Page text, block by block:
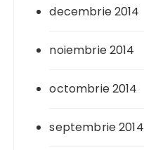
decembrie 2014
noiembrie 2014
octombrie 2014
septembrie 2014